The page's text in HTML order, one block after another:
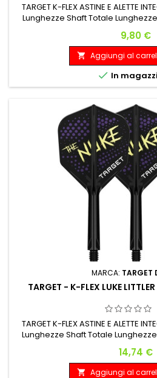
TARGET K-FLEX ASTINE E ALETTE
Lunghezze Shaft Totale
Prezzo
9,80 €
 Aggiungi al
 In
MARCA: TARGET
TARGET - K-FLEX LUKE
TARGET K-FLEX ASTINE E ALETTE
Lunghezze Shaft Totale
Prezzo
14,74 €
 Aggiungi al